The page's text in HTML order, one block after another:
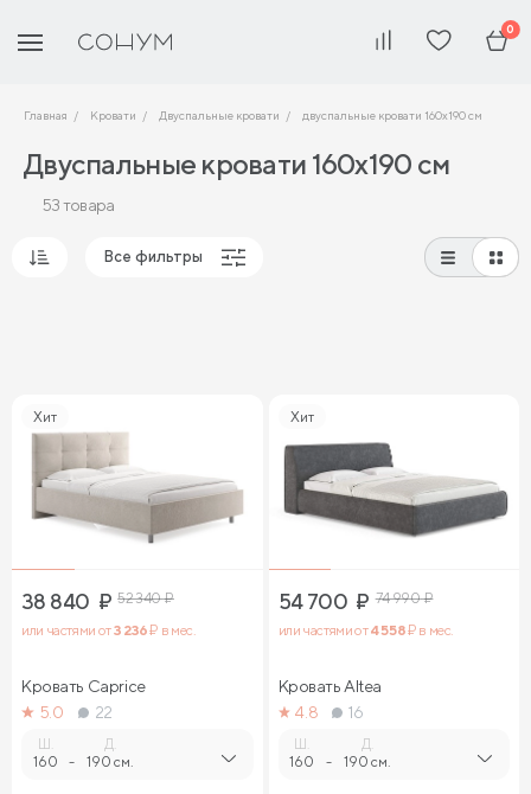
0
Главная Кровати Двуспальные кровати двуспальные кровати 160х190 см
Двуспальные кровати 160х190 см
53 товара
Все фильтры
Хит
38 840 ₽ 52 340₽
или частями от3 236₽ в мес.
Кровать Caprice
5.0
22
Ш.
160 -
Д.
190 см.
Хит
54 700 ₽ 74 990₽
или частями от4 558₽ в мес.
Кровать Altea
4.8
16
Ш.
160 -
Д.
190 см.